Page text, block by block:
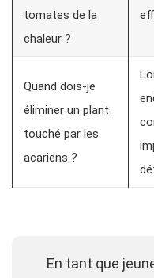
tomates de la
chaleur ?
Quand dois-je
éliminer un plant
touché par les
acariens ?
En tant que